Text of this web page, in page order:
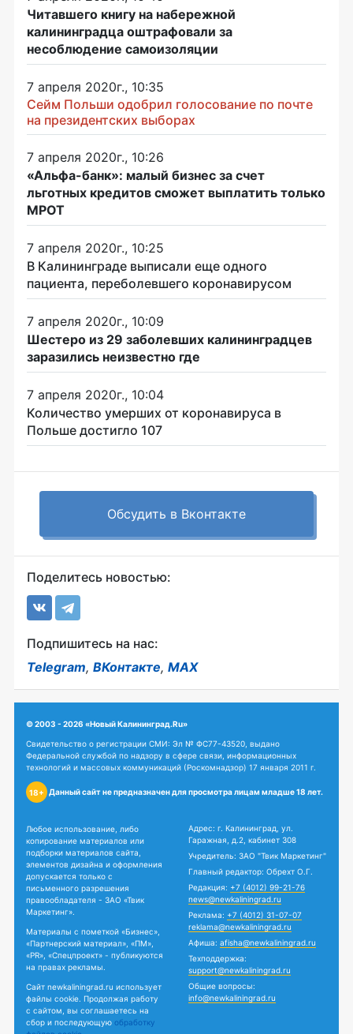
Читавшего книгу на набережной
калининградца оштрафовали за
несоблюдение самоизоляции
7 апреля 2020г., 10:35
Сейм Польши одобрил голосование по почте
на президентских выборах
7 апреля 2020г., 10:26
«Альфа-банк»: малый бизнес за счет
льготных кредитов сможет выплатить только
МРОТ
7 апреля 2020г., 10:25
В Калининграде выписали еще одного
пациента, переболевшего коронавирусом
7 апреля 2020г., 10:09
Шестеро из 29 заболевших калининградцев
заразились неизвестно где
7 апреля 2020г., 10:04
Количество умерших от коронавируса в
Польше достигло 107
Обсудить в Вконтакте
Поделитесь новостью:
Подпишитесь на нас:
Telegram, ВКонтакте, MAX
© 2003 - 2026 «Новый Калининград.Ru»
Свидетельство о регистрации СМИ: Эл № ФС77-43520, выдано
Федеральной службой по надзору в сфере связи, информационных
технологий и массовых коммуникаций (Роскомнадзор) 17 января 2011 г.
18+ Данный сайт не предназначен для просмотра лицам младше 18 лет.
Любое использование, либо
копирование материалов или
подборки материалов сайта,
элементов дизайна и оформления
допускается только с
письменного разрешения
правообладателя - ЗАО «Твик
Маркетинг».
Материалы с пометкой «Бизнес»,
«Партнерский материал», «ПМ»,
«PR», «Спецпроект» - публикуются
на правах рекламы.
Сайт newkaliningrad.ru использует
файлы cookie. Продолжая работу
с сайтом, вы соглашаетесь на
сбор и последующую обработку
Адрес: г. Калининград, ул.
Гаражная, д.2, кабинет 308
Учредитель: ЗАО "Твик Маркетинг"
Главный редактор: Обрехт О.Г.
Редакция: +7 (4012) 99-21-76
news@newkaliningrad.ru
Реклама: +7 (4012) 31-07-07
reklama@newkaliningrad.ru
Афиша: afisha@newkaliningrad.ru
Техподдержка:
support@newkaliningrad.ru
Общие вопросы:
info@newkaliningrad.ru